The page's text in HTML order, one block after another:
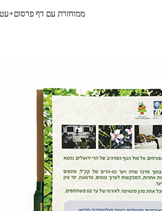
>> מחברת A4 ממוחזרת עם דף פרסום+עט